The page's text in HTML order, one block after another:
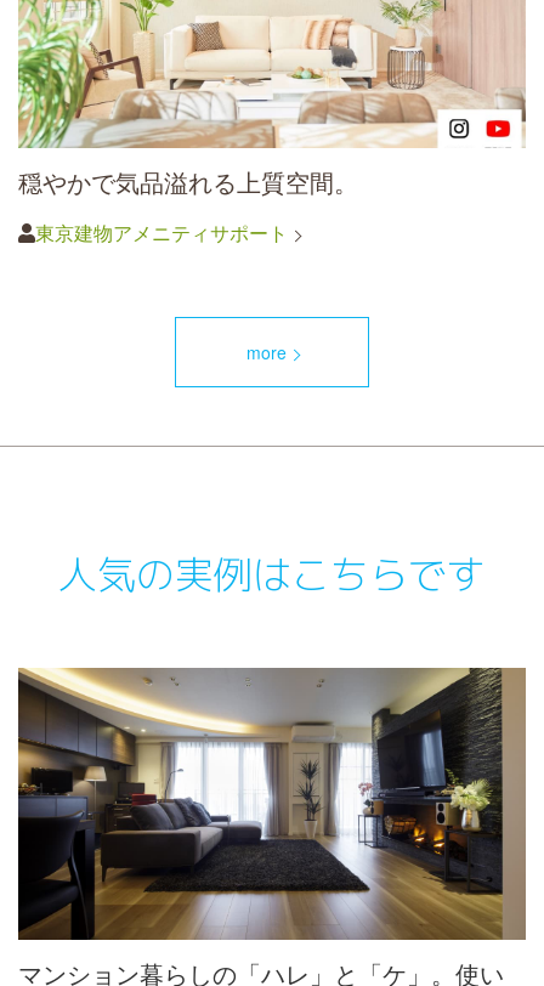
穏やかで気品溢れる上質空間。
東京建物アメニティサポート
more
人気の実例はこちらです
マンション暮らしの「ハレ」と「ケ」。使い